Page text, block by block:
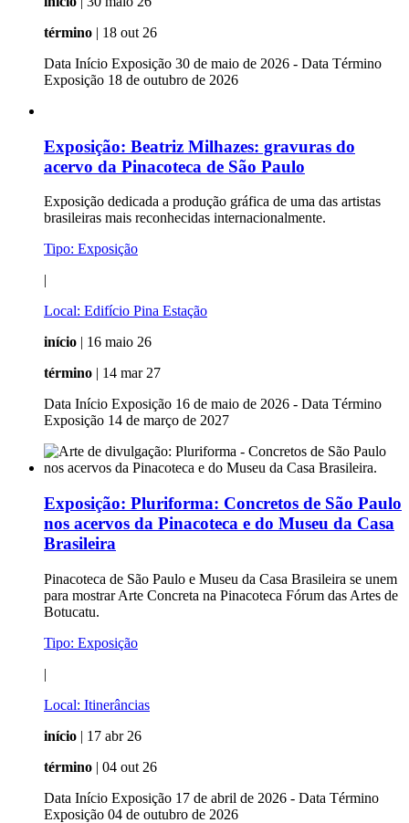
término | 18 out 26
Data Início Exposição 30 de maio de 2026 - Data Término
Exposição 18 de outubro de 2026
Exposição: Beatriz Milhazes: gravuras do
acervo da Pinacoteca de São Paulo
Exposição dedicada a produção gráfica de uma das artistas
brasileiras mais reconhecidas internacionalmente.
Tipo: Exposição
|
Local: Edifício Pina Estação
início | 16 maio 26
término | 14 mar 27
Data Início Exposição 16 de maio de 2026 - Data Término
Exposição 14 de março de 2027
Exposição: Pluriforma: Concretos de São Paulo
nos acervos da Pinacoteca e do Museu da Casa
Brasileira
Pinacoteca de São Paulo e Museu da Casa Brasileira se unem
para mostrar Arte Concreta na Pinacoteca Fórum das Artes de
Botucatu.
Tipo: Exposição
|
Local: Itinerâncias
início | 17 abr 26
término | 04 out 26
Data Início Exposição 17 de abril de 2026 - Data Término
Exposição 04 de outubro de 2026